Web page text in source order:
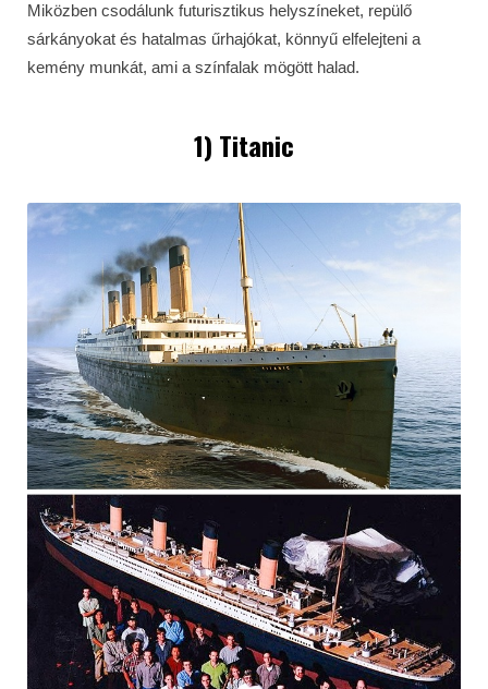
Miközben csodálunk futurisztikus helyszíneket, repülő
sárkányokat és hatalmas űrhajókat, könnyű elfelejteni a
kemény munkát, ami a színfalak mögött halad.
1) Titanic